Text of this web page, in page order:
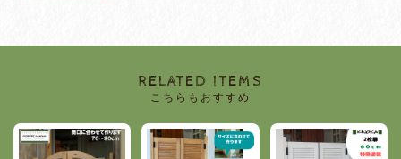
RELATED ITEMS
こちらもおすすめ